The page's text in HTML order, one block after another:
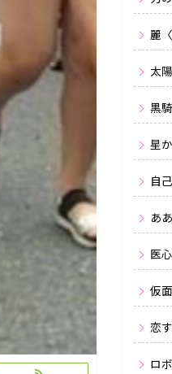
麗
太
黒
星
自
あ
医
仮
恋
ロ